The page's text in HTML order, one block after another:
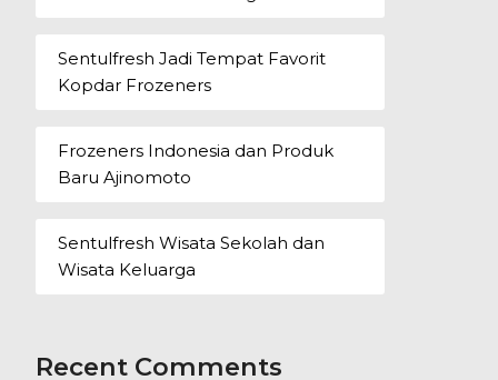
Sentulfresh Jadi Tempat Favorit
Kopdar Frozeners
Frozeners Indonesia dan Produk
Baru Ajinomoto
Sentulfresh Wisata Sekolah dan
Wisata Keluarga
Recent Comments